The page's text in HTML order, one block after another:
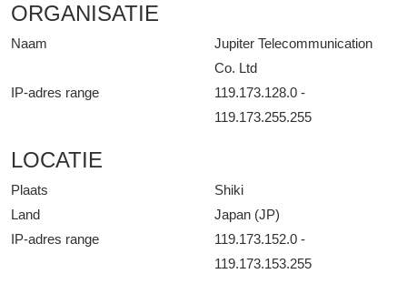
ORGANISATIE
Naam
Jupiter Telecommunication
Co. Ltd
IP-adres range
119.173.128.0 -
119.173.255.255
LOCATIE
Plaats
Shiki
Land
Japan (JP)
IP-adres range
119.173.152.0 -
119.173.153.255